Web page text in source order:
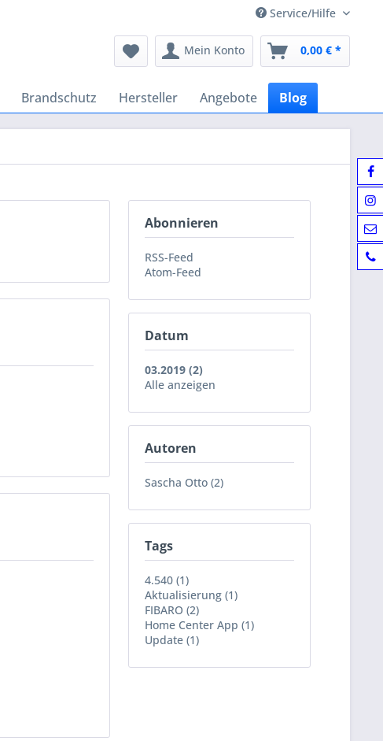
Service/Hilfe
Mein Konto 0,00 € *
Brandschutz Hersteller Angebote Blog
Abonnieren
RSS-Feed
Atom-Feed
Datum
03.2019 (2)
Alle anzeigen
Autoren
Sascha Otto (2)
Tags
4.540 (1)
Aktualisierung (1)
FIBARO (2)
Home Center App (1)
Update (1)